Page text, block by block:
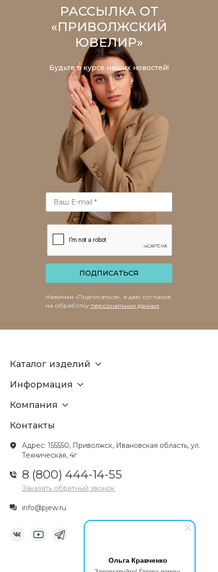
Ольга Кравченко
РАССЫЛКА ОТ
«ПРИВОЛЖСКИЙ
ЮВЕЛИР»
Будьте в курсе наших новостей!
ПОДПИСАТЬСЯ
Нажимая «Подписаться», я даю согласие
на обработку персональных данных
Каталог изделий
Информация
Компания
Контакты
Адрес: 155550, Приволжск, Ивановская область, ул.
Техническая, 4г
8 (800) 444-14-55
Заказать обратный звонок
info@pjew.ru